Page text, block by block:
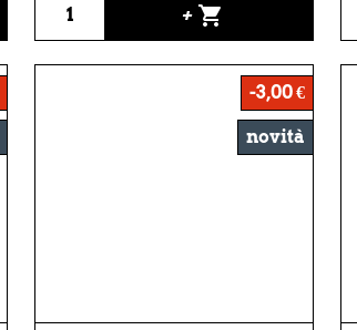
+ shopping_cart
-3,00 €
novità